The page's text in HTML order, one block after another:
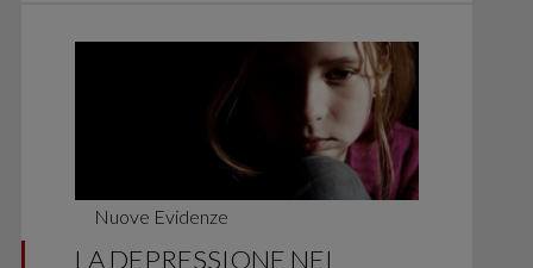
Nuove Evidenze
LA DEPRESSIONE NEI